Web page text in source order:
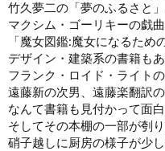
竹久夢二の「夢のふるさと」
マクシム・ゴーリキーの戯
「魔女図鑑:魔女になるため
デザイン・建築系の書籍も
フランク・ロイド・ライト
遠藤新の次男、遠藤楽翻訳
なんて書籍も見付かって面白
そしてその本棚の一部が刳り
硝子越しに厨房の様子が少し